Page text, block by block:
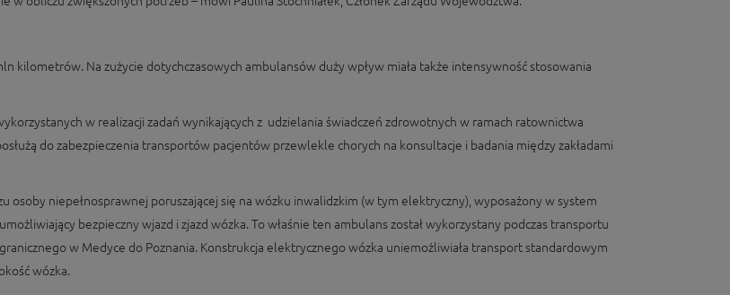
kilometrów. Na zużycie dotychczasowych ambulansów duży wpływ miała także intensywność stosowania
w realizacji zadań wynikających z udzielania świadczeń zdrowotnych w ramach ratownictwa
do zabezpieczenia transportów pacjentów przewlekle chorych na konsultacje i badania między zakładami
niepełnosprawnej poruszającej się na wózku inwalidzkim (w tym elektryczny), wyposażony w system
bezpieczny wjazd i zjazd wózka. To właśnie ten ambulans został wykorzystany podczas transportu
w Medyce do Poznania. Konstrukcja elektrycznego wózka uniemożliwiała transport standardowym
wózka.